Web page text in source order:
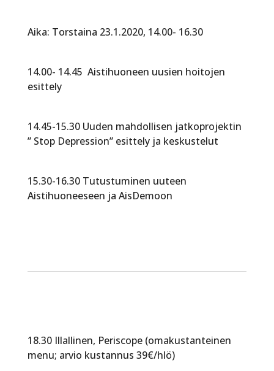
Aika: Torstaina 23.1.2020, 14.00- 16.30
14.00- 14.45 Aistihuoneen uusien hoitojen
esittely
14.45-15.30 Uuden mahdollisen jatkoprojektin
” Stop Depression” esittely ja keskustelut
15.30-16.30 Tutustuminen uuteen
Aistihuoneeseen ja AisDemoon
18.30 Illallinen, Periscope (omakustanteinen
menu; arvio kustannus 39€/hlö)